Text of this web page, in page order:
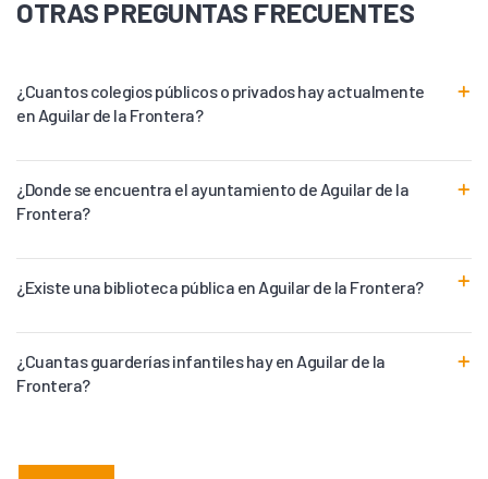
OTRAS PREGUNTAS FRECUENTES
¿Cuantos colegios públicos o privados hay actualmente
en Aguilar de la Frontera?
¿Donde se encuentra el ayuntamiento de Aguilar de la
Frontera?
¿Existe una biblioteca pública en Aguilar de la Frontera?
¿Cuantas guarderías infantiles hay en Aguilar de la
Frontera?